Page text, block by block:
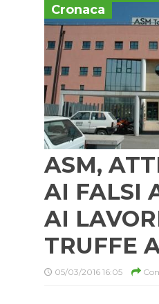
Cronaca
ASM,
AI FALSI
AI
TRUFFE
05/03/2016 16:05